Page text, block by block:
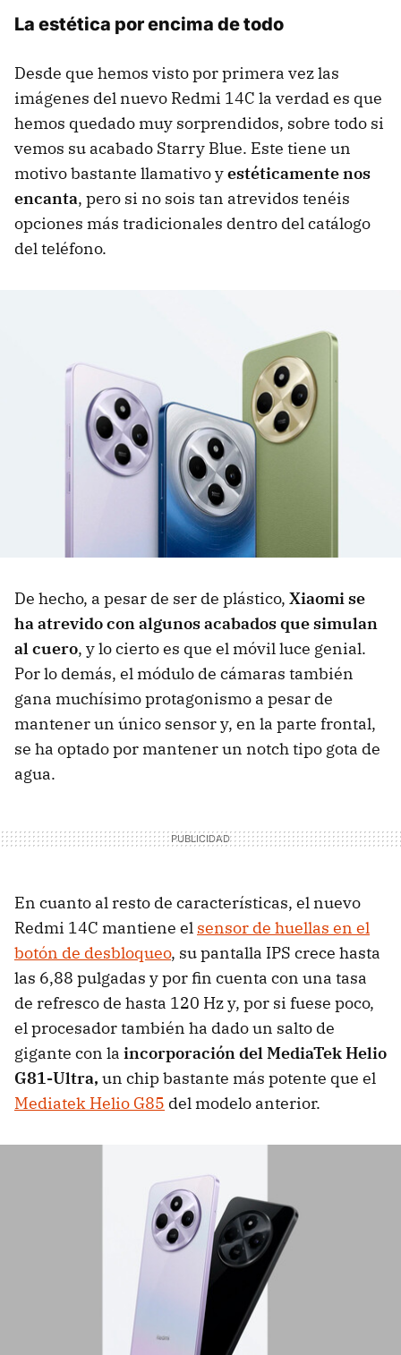
La estética por encima de todo
Desde que hemos visto por primera vez las
imágenes del nuevo Redmi 14C la verdad es que
hemos quedado muy sorprendidos, sobre todo si
vemos su acabado Starry Blue. Este tiene un
motivo bastante llamativo yestéticamente nos
encanta, pero si no sois tan atrevidos tenéis
opciones más tradicionales dentro del catálogo
del teléfono.
De hecho, a pesar de ser de plástico, Xiaomi se
ha atrevido con algunos acabados que simulan
al cuero, y lo cierto es que el móvil luce genial.
Por lo demás, el módulo de cámaras también
gana muchísimo protagonismo a pesar de
mantener un único sensor y, en la parte frontal,
se ha optado por mantener un notch tipo gota de
agua.
En cuanto al resto de características, el nuevo
Redmi 14C mantiene el sensor de huellas en el
botón de desbloqueo, su pantalla IPS crece hasta
las 6,88 pulgadas y por fin cuenta con una tasa
de refresco de hasta 120 Hz y, por si fuese poco,
el procesador también ha dado un salto de
gigante con la incorporación del MediaTek Helio
G81-Ultra, un chip bastante más potente que el
Mediatek Helio G85 del modelo anterior.